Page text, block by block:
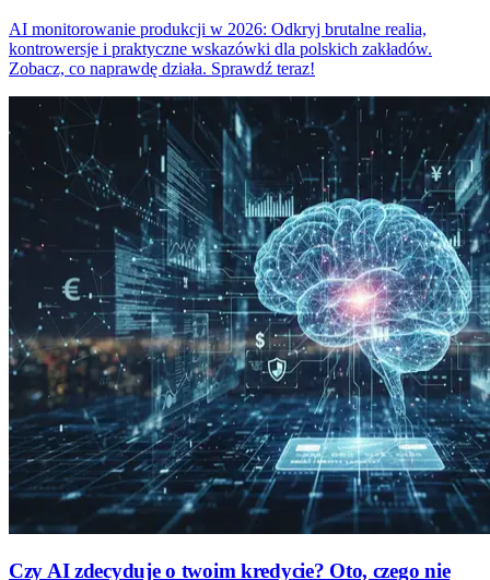
AI monitorowanie produkcji w 2026: Odkryj brutalne realia,
kontrowersje i praktyczne wskazówki dla polskich zakładów.
Zobacz, co naprawdę działa. Sprawdź teraz!
Czy AI zdecyduje o twoim kredycie? Oto, czego nie